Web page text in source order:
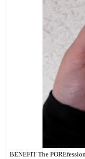
BENEFIT The